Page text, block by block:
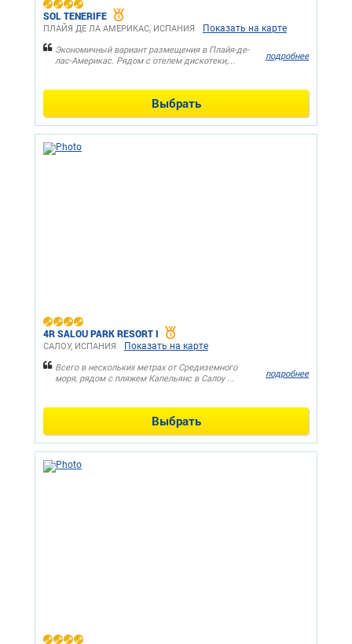
SOL TENERIFE
ПЛАЙЯ ДЕ ЛА АМЕРИКАС, ИСПАНИЯ Показать на карте
Экономичный вариант размещения в Плайя-де-
лас-Америкас. Рядом с отелем дискотеки,...
подробнее
Выбрать
4R SALOU PARK RESORT I
САЛОУ, ИСПАНИЯ Показать на карте
Всего в нескольких метрах от Средиземного
моря, рядом с пляжем Капельянс в Салоу ...
подробнее
Выбрать